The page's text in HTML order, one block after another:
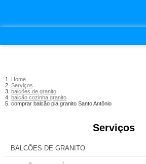
Home
Serviços
balcões de granito
balcão cozinha granito
comprar balcão pia granito Santo Antônio
Serviços
BALCÕES DE GRANITO